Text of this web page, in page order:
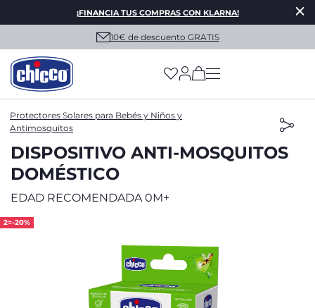
¡FINANCIA TUS COMPRAS CON KLARNA!
10€ de descuento GRATIS
(has more options
Protectores Solares para Bebés y Niños y
Antimosquitos
DISPOSITIVO ANTI-MOSQUITOS
DOMÉSTICO
EDAD RECOMENDADA 0M+
2=-20%